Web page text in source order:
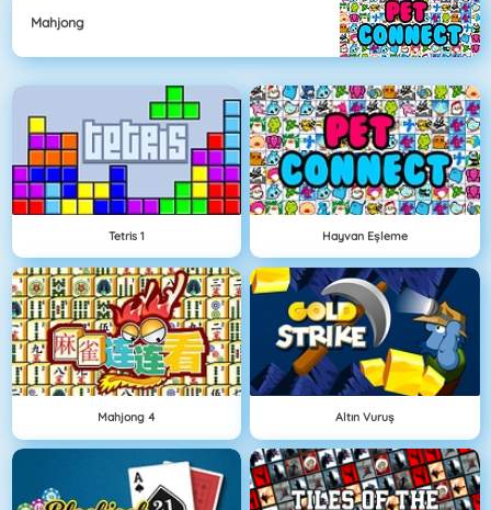
Mahjong
Tetris 1 Hayvan Eşleme
Mahjong 4 Altın Vuruş